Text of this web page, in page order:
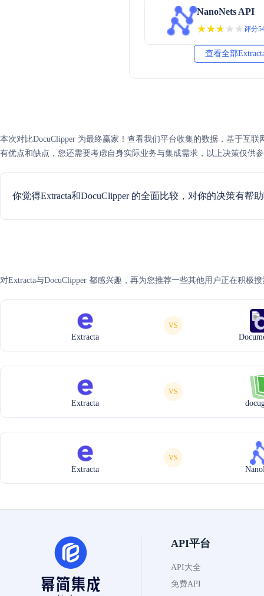
NanoNets API
★★★★★
★★★★★评分
查看全部
本次对比DocuClipper 为最终赢家！查看我们平台收集的数据，基于互
有优点和缺点，您还需要考虑自身实际业务与集成需求，以上决策仅供
你觉得Extracta和DocuClipper 的全面比较，对你的决策有帮
对Extracta与DocuClipper 都感兴趣，再为您推荐一些其他用户正在积极
Extracta
VS
Extracta
VS
Extracta
VS
API平台
API大全
免费API